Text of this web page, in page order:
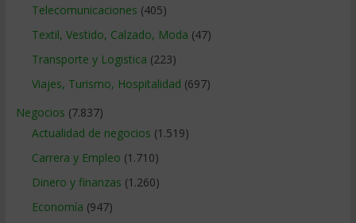
Telecomunicaciones (405)
Textil, Vestido, Calzado, Moda (47)
Transporte y Logistica (223)
Viajes, Turismo, Hospitalidad (697)
Negocios (7.837)
Actualidad de negocios (1.519)
Carrera y Empleo (1.710)
Dinero y finanzas (1.260)
Economía (947)